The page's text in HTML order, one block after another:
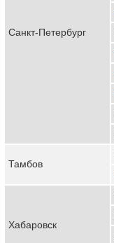
Санкт-Петербург
Тамбов
Хабаровск